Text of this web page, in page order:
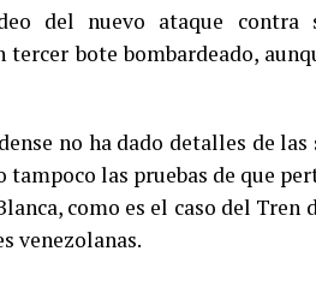
del nuevo ataque contra
bote bombardeado,
no ha dado detalles de las
las pruebas de que
como es el caso del Tren
venezolanas.